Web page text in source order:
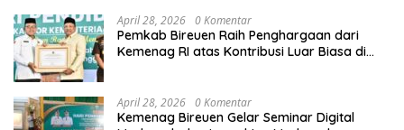
April 28, 2026 0 Komentar
Pemkab Bireuen Raih Penghargaan dari
Kemenag RI atas Kontribusi Luar Biasa di
April 28, 2026 0 Komentar
Kemenag Bireuen Gelar Seminar Digital